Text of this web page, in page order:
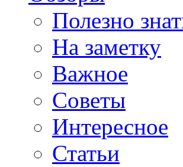
Полезно
На заметку
Важное
Советы
Интересное
Статьи